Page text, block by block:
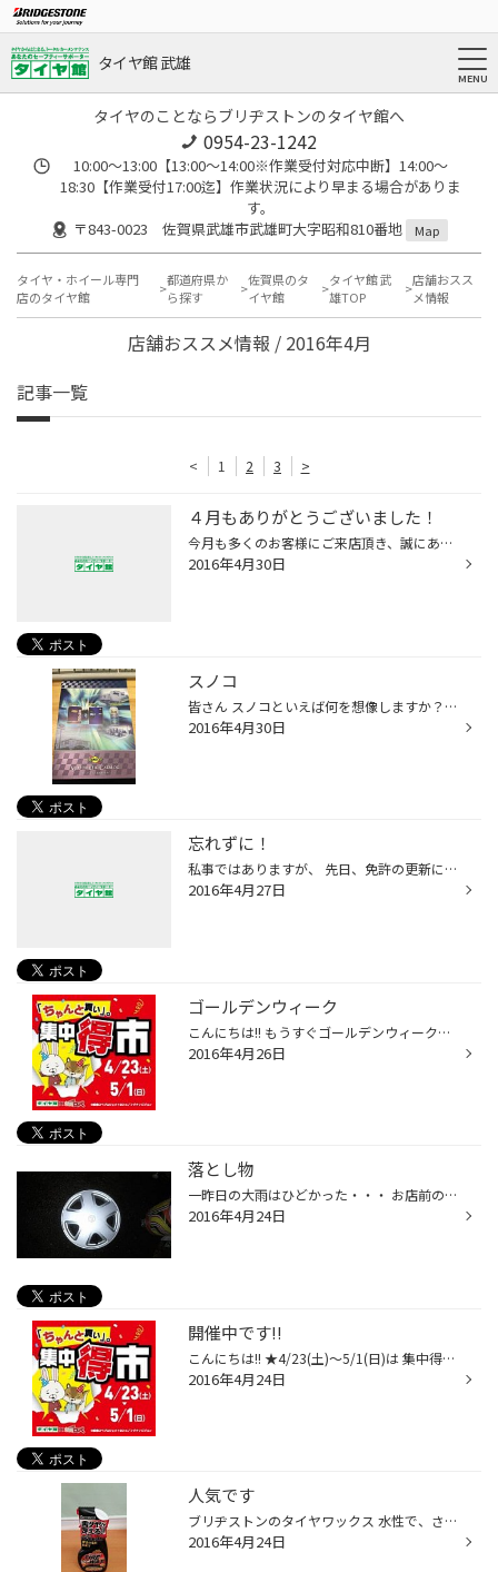
タイヤ館 武雄
タイヤのことならブリヂストンのタイヤ館へ
0954-23-1242
10:00～13:00【13:00～14:00※作業受付対応中断】14:00～
18:30【作業受付17:00迄】作業状況により早まる場合がありま
す。
〒843-0023 佐賀県武雄市武雄町大字昭和810番地
Map
タイヤ・ホイール専門
店のタイヤ館
都道府県か
ら探す
佐賀県のタ
イヤ館
タイヤ館 武
雄TOP
店舗おスス
メ情報
店舗おススメ情報 / 2016年4月
記事一覧
< 1 2 3 >
４月もありがとうございました！
今月も多くのお客様にご来店頂き、誠にありがとうございました。 来月も皆様のご来店を、スタッフ一同お待ちしております。 ちなみに５/１迄、大売り出し開催しておりますので ゴールデンウィークお出かけ前にでもお気軽にどうぞ！！
2016年4月30日
スノコ
皆さん スノコといえば何を想像しますか？ スノコ板を想像する方が大半だと思います。 が、 タイヤ館でスノコといえば オイルになるのです！ タイヤ館武雄で取り扱いがあるのは エンジンオイル ギヤーオイルになります。 エンジンオイルも比較的お安いオイルから 品質に拘ったオイルもあります。 ぜ...
2016年4月30日
忘れずに！
私事ではありますが、 先日、免許の更新に行ってきました。 1時間の講習を受け、安全運転の大事さを 再認識することができました。 そして、出来上がってきた新たな免許証を見て 前回の免許証と着ていた服が一緒だったことに ビックリでした。
2016年4月27日
ゴールデンウィーク
こんにちは!! もうすぐゴールデンウィークですね。 長い方だと10連休になるのでしょうか!? 大型連休の前に 愛車のメンテナンスもお忘れなく(^o^)丿 愛車の【無料安全点検】を実施中!! タイヤの空気圧やバッテリーの電圧など 無料で点検いたします♪ 点検だけでも お気軽にお立ち寄りください(^^)
2016年4月26日
落とし物
一昨日の大雨はひどかった・・・ お店前の道は冠水しており出勤の際もヒヤヒヤでした！！ 退社前に水が引いたのでふと駐車場を見ると、 雨水に流されたんでしょうね。 ホイールキャップがポツンと落ちてました。 大雨の後は道に思わぬ落し物があると思いますので、 運転中は気を付けましょう！！
2016年4月24日
開催中です!!
こんにちは!! ★4/23(土)～5/1(日)は 集中得市!!★ 春の行楽シーズン突入!! お出かけ前に タイヤ館で愛車のメンテナンスもお忘れなく!! 愛車のトラブルでせっかくのお出かけが…ということがないように ぜひご来店ください。 タイヤの空気圧点検やバッテリーの電圧点検などの【無料安全点検】も実施中!...
2016年4月24日
人気です
ブリヂストンのタイヤワックス 水性で、さらっと塗れます！ 洗車後にどうですか！ 空気圧点検無料です！ いつでもご利用ください！
2016年4月24日